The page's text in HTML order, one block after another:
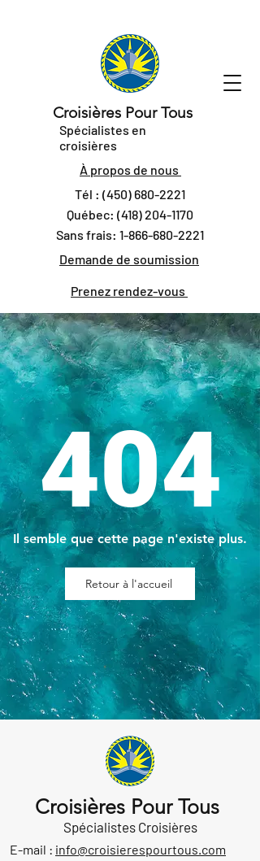
Croisières Pour Tous
Spécialistes en
croisières
À propos de nous
Tél : (450) 680-2221
Québec: (418) 204-1170
Sans frais: 1-866-680-2221
Demande de soumission
Prenez rendez-vous
404
Il semble que cette page n'existe plus.
Retour à l'accueil
Croisières Pour Tous
Spécialistes Croisières
E-mail : info@croisierespourtous.com